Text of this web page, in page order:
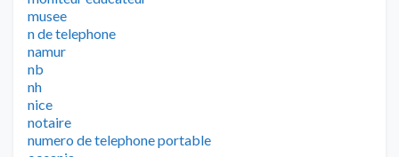
musee
n de telephone
namur
nb
nh
nice
notaire
numero de telephone portable